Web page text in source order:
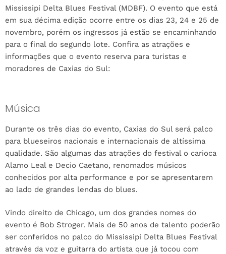
Mississipi Delta Blues Festival (MDBF). O evento que está
em sua décima edição ocorre entre os dias 23, 24 e 25 de
novembro, porém os ingressos já estão se encaminhando
para o final do segundo lote. Confira as atrações e
informações que o evento reserva para turistas e
moradores de Caxias do Sul:
Música
Durante os três dias do evento, Caxias do Sul será palco
para blueseiros nacionais e internacionais de altíssima
qualidade. São algumas das atrações do festival o carioca
Alamo Leal e Decio Caetano, renomados músicos
conhecidos por alta performance e por se apresentarem
ao lado de grandes lendas do blues.
Vindo direito de Chicago, um dos grandes nomes do
evento é Bob Stroger. Mais de 50 anos de talento poderão
ser conferidos no palco do Mississipi Delta Blues Festival
através da voz e guitarra do artista que já tocou com